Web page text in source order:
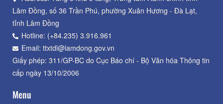
Lâm Đồng, số 36 Trần Phú, phường Xuân Hương - Đà Lạt,
tỉnh Lâm Đồng
Hotline: (+84.235) 3.916.961
Email: ttxtdl@lamdong.gov.vn
Giấy phép: 311/GP-BC do Cục Báo chí - Bộ Văn hóa Thông tin
cấp ngày 13/10/2006
Menu